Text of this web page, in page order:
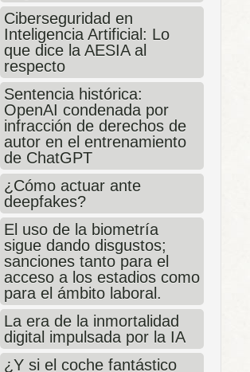
Ciberseguridad en
Inteligencia Artificial: Lo
que dice la AESIA al
respecto
Sentencia histórica:
OpenAI condenada por
infracción de derechos de
autor en el entrenamiento
de ChatGPT
¿Cómo actuar ante
deepfakes?
El uso de la biometría
sigue dando disgustos;
sanciones tanto para el
acceso a los estadios como
para el ámbito laboral.
La era de la inmortalidad
digital impulsada por la IA
¿Y si el coche fantástico